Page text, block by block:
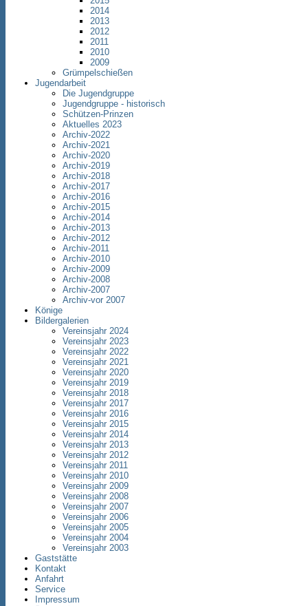
2014
2013
2012
2011
2010
2009
Grümpelschießen
Jugendarbeit
Die Jugendgruppe
Jugendgruppe - historisch
Schützen-Prinzen
Aktuelles 2023
Archiv-2022
Archiv-2021
Archiv-2020
Archiv-2019
Archiv-2018
Archiv-2017
Archiv-2016
Archiv-2015
Archiv-2014
Archiv-2013
Archiv-2012
Archiv-2011
Archiv-2010
Archiv-2009
Archiv-2008
Archiv-2007
Archiv-vor 2007
Könige
Bildergalerien
Vereinsjahr 2024
Vereinsjahr 2023
Vereinsjahr 2022
Vereinsjahr 2021
Vereinsjahr 2020
Vereinsjahr 2019
Vereinsjahr 2018
Vereinsjahr 2017
Vereinsjahr 2016
Vereinsjahr 2015
Vereinsjahr 2014
Vereinsjahr 2013
Vereinsjahr 2012
Vereinsjahr 2011
Vereinsjahr 2010
Vereinsjahr 2009
Vereinsjahr 2008
Vereinsjahr 2007
Vereinsjahr 2006
Vereinsjahr 2005
Vereinsjahr 2004
Vereinsjahr 2003
Gaststätte
Kontakt
Anfahrt
Service
Impressum